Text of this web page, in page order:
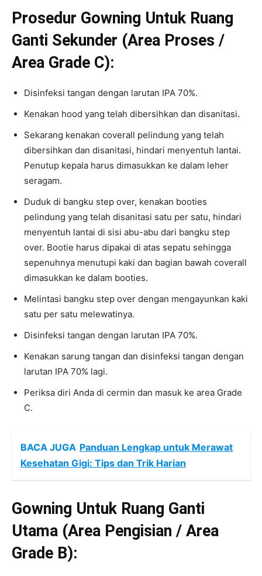
Prosedur Gowning Untuk Ruang
Ganti Sekunder (Area Proses /
Area Grade C):
Disinfeksi tangan dengan larutan IPA 70%.
Kenakan hood yang telah dibersihkan dan disanitasi.
Sekarang kenakan coverall pelindung yang telah
dibersihkan dan disanitasi, hindari menyentuh lantai.
Penutup kepala harus dimasukkan ke dalam leher
seragam.
Duduk di bangku step over, kenakan booties
pelindung yang telah disanitasi satu per satu, hindari
menyentuh lantai di sisi abu-abu dari bangku step
over. Bootie harus dipakai di atas sepatu sehingga
sepenuhnya menutupi kaki dan bagian bawah coverall
dimasukkan ke dalam booties.
Melintasi bangku step over dengan mengayunkan kaki
satu per satu melewatinya.
Disinfeksi tangan dengan larutan IPA 70%.
Kenakan sarung tangan dan disinfeksi tangan dengan
larutan IPA 70% lagi.
Periksa diri Anda di cermin dan masuk ke area Grade
C.
BACA JUGA Panduan Lengkap untuk Merawat
Kesehatan Gigi: Tips dan Trik Harian
Gowning Untuk Ruang Ganti
Utama (Area Pengisian / Area
Grade B):